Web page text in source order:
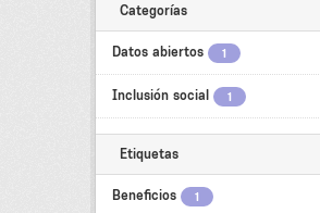
Categorías
Datos abiertos 1
Inclusión social 1
Etiquetas
Beneficios 1